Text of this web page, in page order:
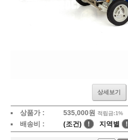
상세보기
상품가 : 535,000원 적립금:1%
배송비 : (조건) ! 지역별 !